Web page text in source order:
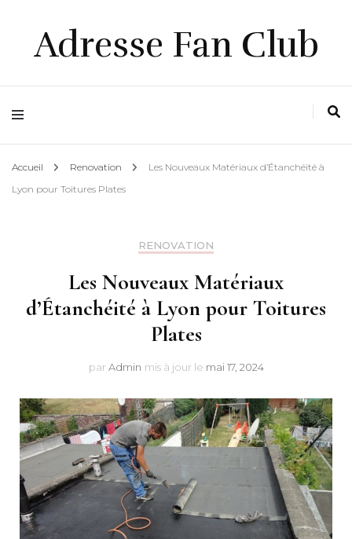
Adresse Fan Club
Accueil Renovation
Les Nouveaux Matériaux d’Étanchéité à
Lyon pour Toitures Plates
RENOVATION
Les Nouveaux Matériaux
d’Étanchéité à Lyon pour Toitures
Plates
par Admin mis à jour le mai 17, 2024